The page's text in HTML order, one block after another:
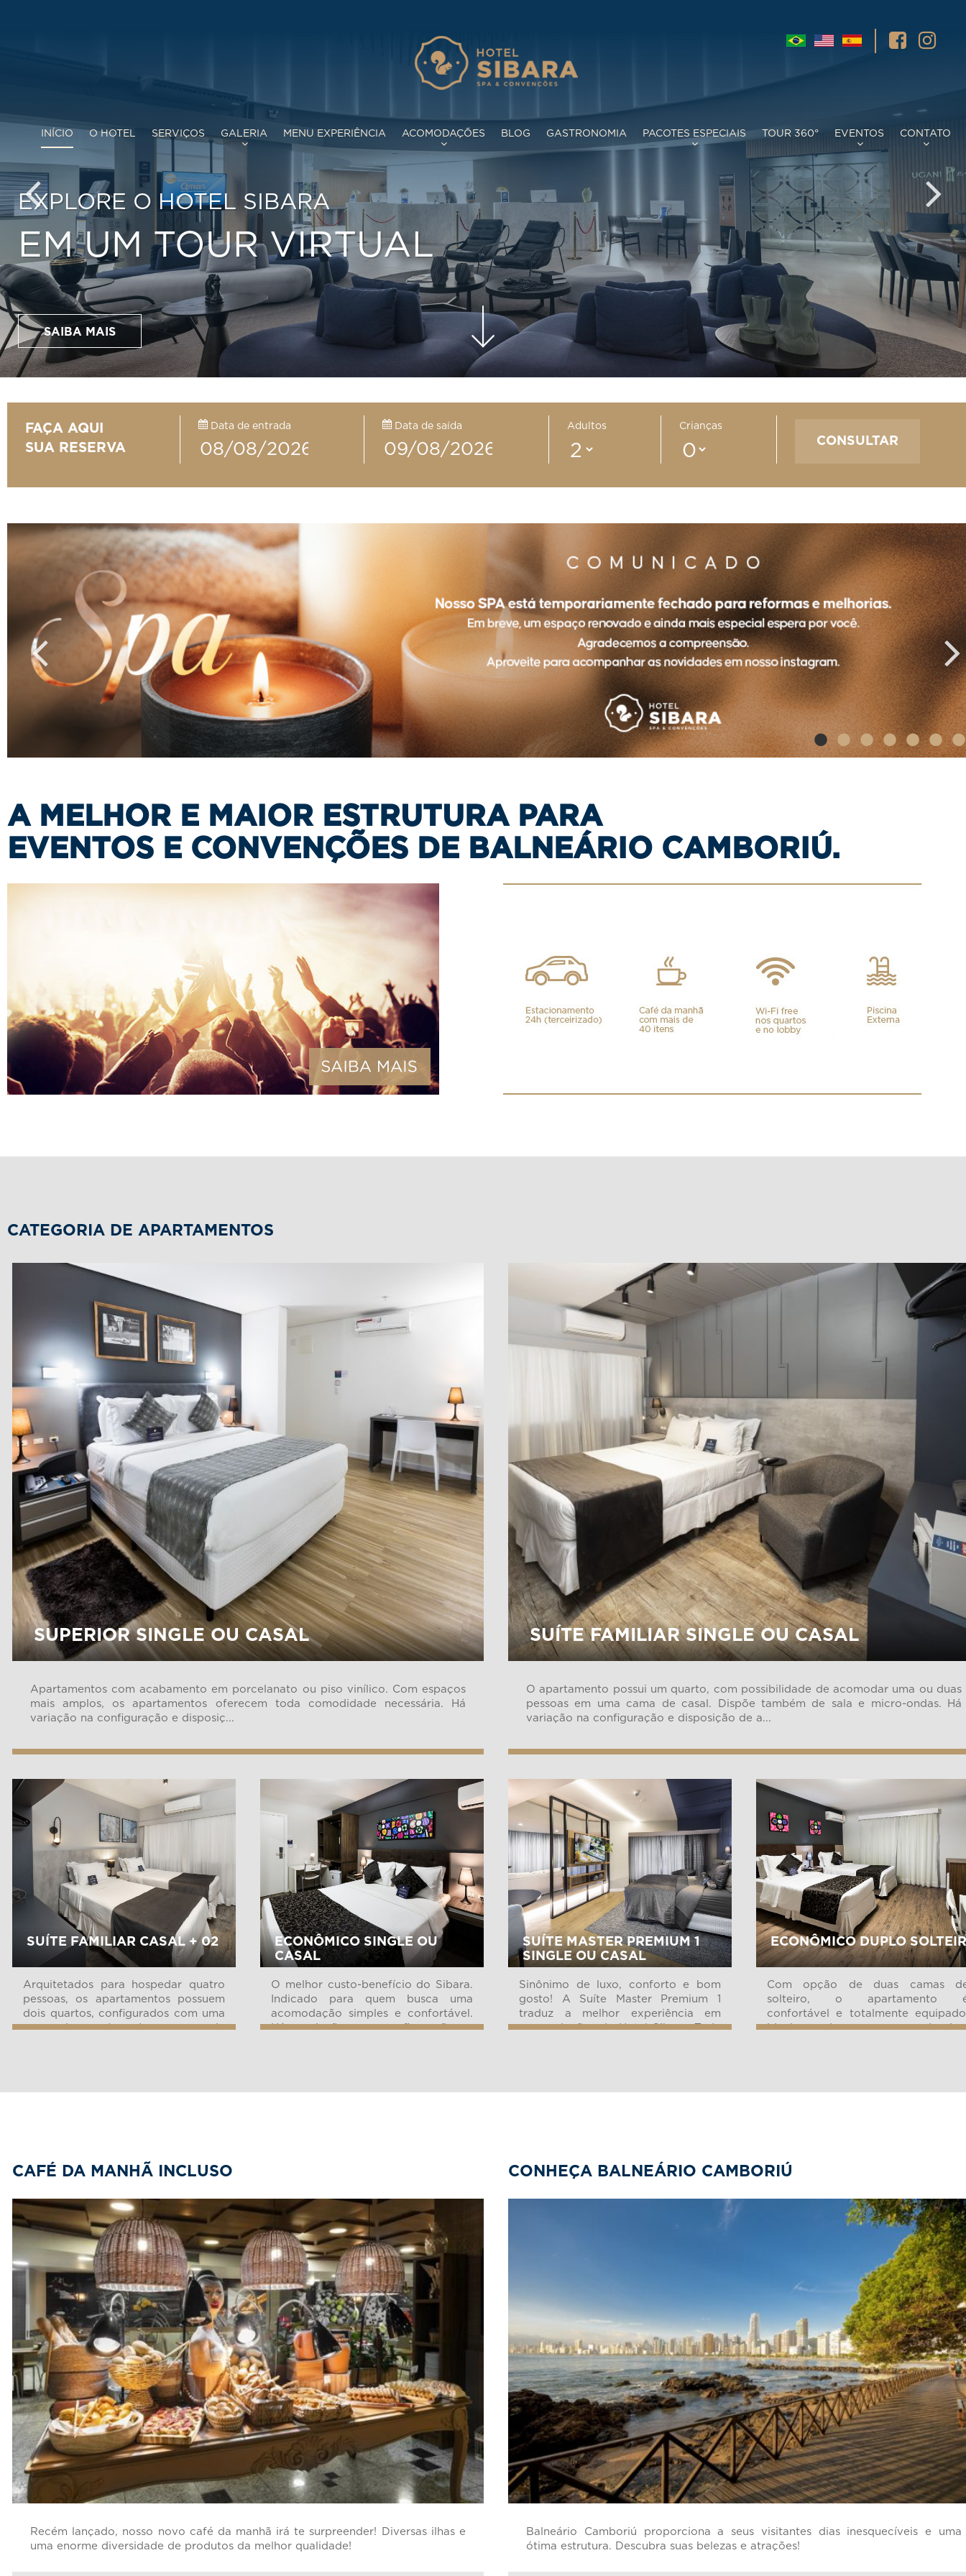
INÍCIO O HOTEL SERVIÇOS GALERIA MENU EXPERIÊNCIA ACOMODAÇÕES BLOG GASTRONOMIA PACOTES ESPECIAIS TOUR 360° EVENTOS CONTATO
HOTEL PERFEITO PARA VOCÊ
7 CATEGORIAS DE QUARTOS
SAIBA MAIS
FAÇA AQUI
SUA RESERVA
Data de entrada Data de saída Adultos Crianças
••••••
A MELHOR E MAIOR ESTRUTURA PARA
EVENTOS E CONVENÇÕES DE BALNEÁRIO CAMBORIÚ.
CATEGORIA DE APARTAMENTOS
SUPERIOR SINGLE OU CASAL
Apartamentos com acabamento em porcelanato ou piso vinílico. Com espaços
mais amplos, os apartamentos oferecem toda comodidade necessária. Há
variação na configuração e disposiç...
SUÍTE FAMILIAR SINGLE OU CASAL
O apartamento possui um quarto, com possibilidade de acomodar uma ou duas
pessoas em uma cama de casal. Dispõe também de sala e micro-ondas. Há
variação na configuração e disposição de a...
SUÍTE FAMILIAR CASAL + 02
Arquitetados para hospedar quatro
pessoas, os apartamentos possuem
dois quartos, configurados com uma
cama de casal e duas camas de
ECONÔMICO SINGLE OU
CASAL
O melhor custo-benefício do Sibara.
Indicado para quem busca uma
acomodação simples e confortável.
Há variação na configuração e
SUÍTE MASTER PREMIUM 1
SINGLE OU CASAL
Sinônimo de luxo, conforto e bom
gosto! A Suíte Master Premium 1
traduz a melhor experiência em
acomodações do Hotel Sibara. Toda
ECONÔMICO DUPLO
Com opção de duas camas
solteiro, o apartamento
confortável e totalmente
ideal para duas pessoas que
CAFÉ DA MANHÃ INCLUSO
Recém lançado, nosso novo café da manhã irá te surpreender! Diversas ilhas e
uma enorme diversidade de produtos da melhor qualidade!
CONHEÇA BALNEÁRIO CAMBORIÚ
Balneário Camboriú proporciona a seus visitantes dias inesquecíveis e uma
ótima estrutura. Descubra suas belezas e atrações!